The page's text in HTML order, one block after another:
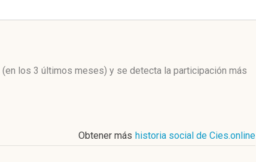
(en los 3 últimos meses) y se detecta la participación más
Obtener más historia social de Cies.online